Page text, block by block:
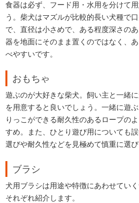
食器は必ず、フード用・水用を分けて
う。柴犬はマズルが比較的長い犬種で
で、直径は小さめで、ある程度深さの
器を地面にそのまま置くのではなく、
べやすいです。
おもちゃ
遊ぶのが大好きな柴犬。飼い主と一緒
を用意すると良いでしょう。一緒に遊
りっこができる耐久性のあるロープの
すめ。また、ひとり遊び用についても
選びや耐久性などを見極めて慎重に選び
ブラシ
犬用ブラシは用途や特徴にあわせてい
それぞれ紹介します。